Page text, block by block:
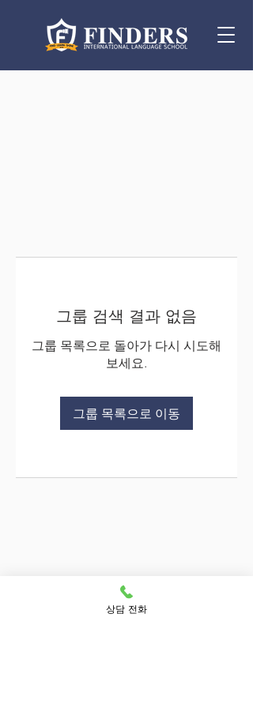
그룹 검색 결과 없음
그룹 목록으로 돌아가 다시 시도해
보세요.
그룹 목록으로 이동
상담 전화